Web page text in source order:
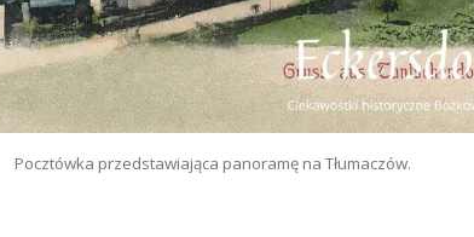
Pocztówka przedstawiająca panoramę na Tłumaczów.